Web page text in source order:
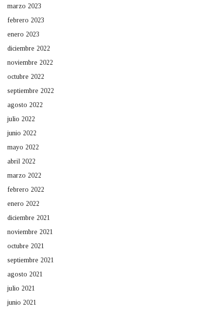
marzo 2023
febrero 2023
enero 2023
diciembre 2022
noviembre 2022
octubre 2022
septiembre 2022
agosto 2022
julio 2022
junio 2022
mayo 2022
abril 2022
marzo 2022
febrero 2022
enero 2022
diciembre 2021
noviembre 2021
octubre 2021
septiembre 2021
agosto 2021
julio 2021
junio 2021